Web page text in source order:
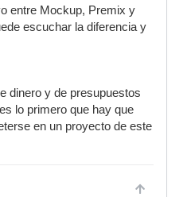
entre Mockup, Premix y
escuchar la diferencia y
dinero y de presupuestos
lo primero que hay que
en un proyecto de este